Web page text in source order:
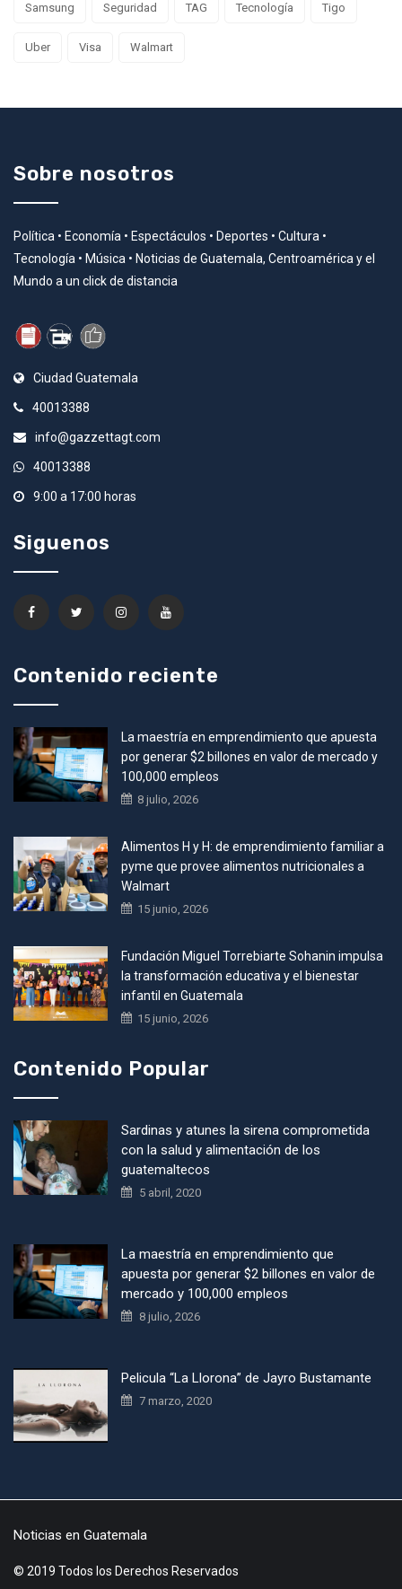
Samsung Seguridad TAG Tecnología Tigo
Uber Visa Walmart
Sobre nosotros
Política • Economía • Espectáculos • Deportes • Cultura •
Tecnología • Música • Noticias de Guatemala, Centroamérica y el
Mundo a un click de distancia
Ciudad Guatemala
40013388
info@gazzettagt.com
40013388
9:00 a 17:00 horas
Siguenos
Contenido reciente
La maestría en emprendimiento que apuesta
por generar $2 billones en valor de mercado y
100,000 empleos
8 julio, 2026
Alimentos H y H: de emprendimiento familiar a
pyme que provee alimentos nutricionales a
Walmart
15 junio, 2026
Fundación Miguel Torrebiarte Sohanin impulsa
la transformación educativa y el bienestar
infantil en Guatemala
15 junio, 2026
Contenido Popular
Sardinas y atunes la sirena comprometida
con la salud y alimentación de los
guatemaltecos
5 abril, 2020
La maestría en emprendimiento que
apuesta por generar $2 billones en valor de
mercado y 100,000 empleos
8 julio, 2026
Pelicula “La Llorona” de Jayro Bustamante
7 marzo, 2020
Noticias en Guatemala
© 2019 Todos los Derechos Reservados